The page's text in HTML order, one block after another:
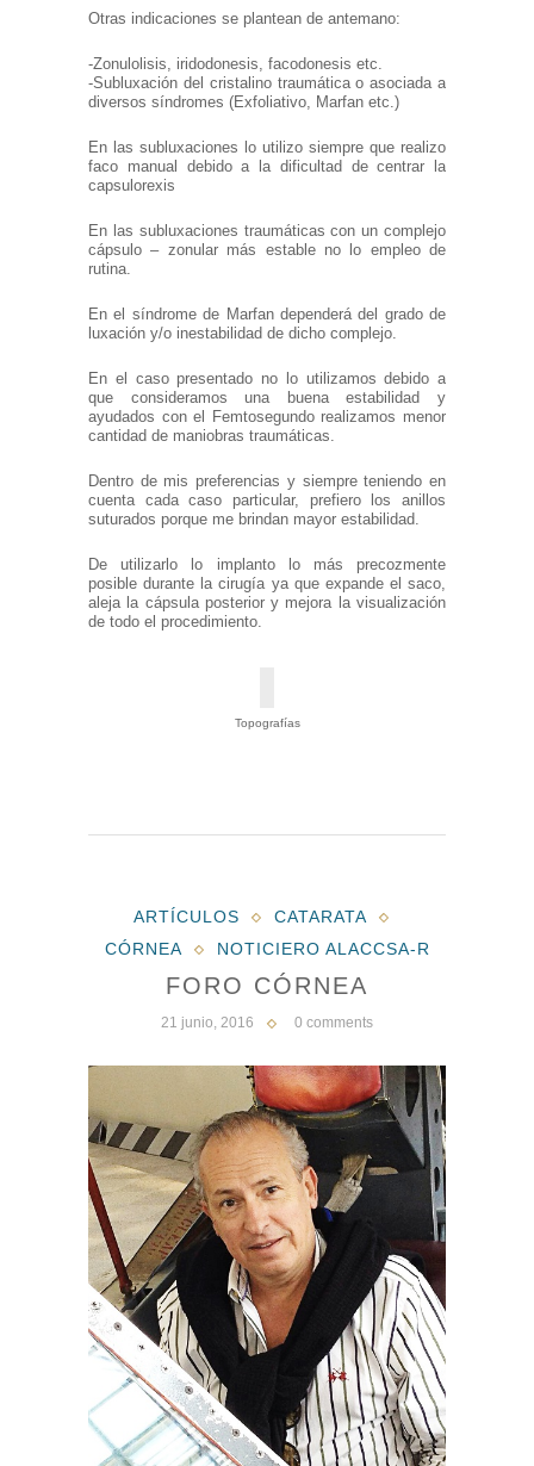
Otras indicaciones se plantean de antemano:
-Zonulolisis, iridodonesis, facodonesis etc.
-Subluxación del cristalino traumática o asociada a
diversos síndromes (Exfoliativo, Marfan etc.)
En las subluxaciones lo utilizo siempre que realizo
faco manual debido a la dificultad de centrar la
capsulorexis
En las subluxaciones traumáticas con un complejo
cápsulo – zonular más estable no lo empleo de
rutina.
En el síndrome de Marfan dependerá del grado de
luxación y/o inestabilidad de dicho complejo.
En el caso presentado no lo utilizamos debido a
que consideramos una buena estabilidad y
ayudados con el Femtosegundo realizamos menor
cantidad de maniobras traumáticas.
Dentro de mis preferencias y siempre teniendo en
cuenta cada caso particular, prefiero los anillos
suturados porque me brindan mayor estabilidad.
De utilizarlo lo implanto lo más precozmente
posible durante la cirugía ya que expande el saco,
aleja la cápsula posterior y mejora la visualización
de todo el procedimiento.
Topografías
ARTÍCULOS
CATARATA
CÓRNEA
NOTICIERO ALACCSA-R
FORO CÓRNEA
21 junio, 2016 0 comments